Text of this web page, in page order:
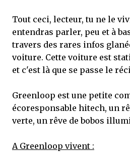
Tout ceci, lecteur, tu ne le
entendras parler, peu et à
travers des rares infos
voiture. Cette voiture est
et c'est là que se passe le
Greenloop est une petite
écoresponsable hitech, un
verte, un rêve de bobos
A Greenloop vivent :